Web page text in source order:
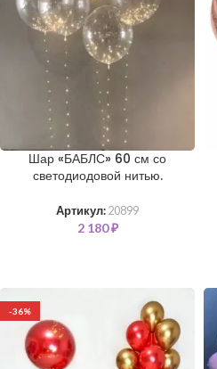
Шар «БАБЛС» 60 см со
светодиодовой нитью.
Артикул: 20899
2 180₽
-36%